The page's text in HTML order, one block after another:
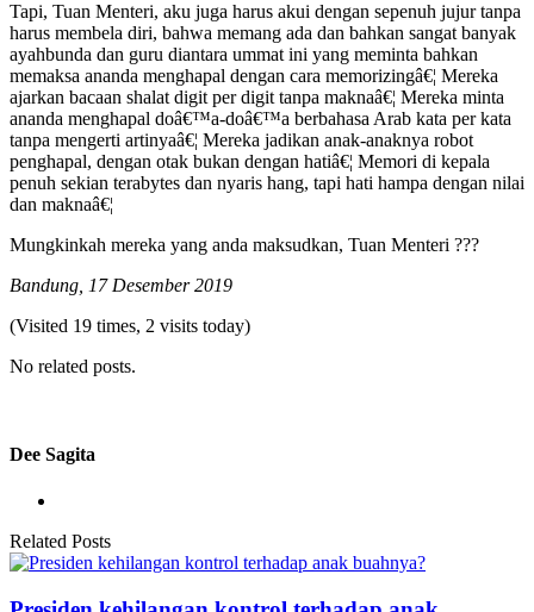
Tapi, Tuan Menteri, aku juga harus akui dengan sepenuh jujur tanpa
harus membela diri, bahwa memang ada dan bahkan sangat banyak
ayahbunda dan guru diantara ummat ini yang meminta bahkan
memaksa ananda menghapal dengan cara memorizingâ€¦ Mereka
ajarkan bacaan shalat digit per digit tanpa maknaâ€¦ Mereka minta
ananda menghapal doâ€™a-doâ€™a berbahasa Arab kata per kata
tanpa mengerti artinyaâ€¦ Mereka jadikan anak-anaknya robot
penghapal, dengan otak bukan dengan hatiâ€¦ Memori di kepala
penuh sekian terabytes dan nyaris hang, tapi hati hampa dengan nilai
dan maknaâ€¦
Mungkinkah mereka yang anda maksudkan, Tuan Menteri ???
Bandung, 17 Desember 2019
(Visited 19 times, 2 visits today)
No related posts.
Dee Sagita
Related Posts